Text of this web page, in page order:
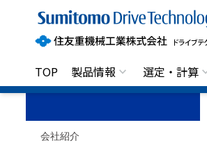
住
友
重
械
工
ド
テ
ノ
TOP 製品情報 選定・計算
会社紹介